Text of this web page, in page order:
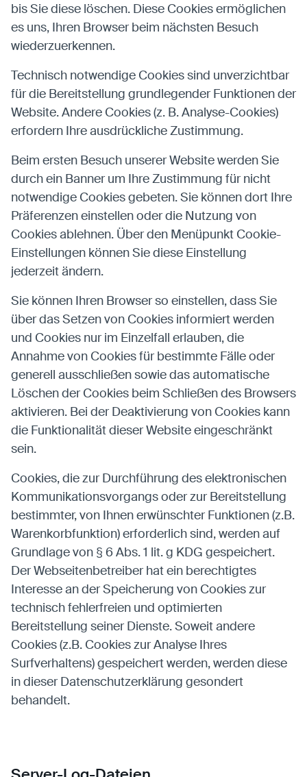
bis Sie diese löschen. Diese Cookies ermöglichen
es uns, Ihren Browser beim nächsten Besuch
wiederzuerkennen.
Technisch notwendige Cookies sind unverzichtbar
für die Bereitstellung grundlegender Funktionen der
Website. Andere Cookies (z. B. Analyse-Cookies)
erfordern Ihre ausdrückliche Zustimmung.
Beim ersten Besuch unserer Website werden Sie
durch ein Banner um Ihre Zustimmung für nicht
notwendige Cookies gebeten. Sie können dort Ihre
Präferenzen einstellen oder die Nutzung von
Cookies ablehnen. Über den Menüpunkt Cookie-
Einstellungen können Sie diese Einstellung
jederzeit ändern.
Sie können Ihren Browser so einstellen, dass Sie
über das Setzen von Cookies informiert werden
und Cookies nur im Einzelfall erlauben, die
Annahme von Cookies für bestimmte Fälle oder
generell ausschließen sowie das automatische
Löschen der Cookies beim Schließen des Browsers
aktivieren. Bei der Deaktivierung von Cookies kann
die Funktionalität dieser Website eingeschränkt
sein.
Cookies, die zur Durchführung des elektronischen
Kommunikationsvorgangs oder zur Bereitstellung
bestimmter, von Ihnen erwünschter Funktionen (z.B.
Warenkorbfunktion) erforderlich sind, werden auf
Grundlage von § 6 Abs. 1 lit. g KDG gespeichert.
Der Webseitenbetreiber hat ein berechtigtes
Interesse an der Speicherung von Cookies zur
technisch fehlerfreien und optimierten
Bereitstellung seiner Dienste. Soweit andere
Cookies (z.B. Cookies zur Analyse Ihres
Surfverhaltens) gespeichert werden, werden diese
in dieser Datenschutzerklärung gesondert
behandelt.